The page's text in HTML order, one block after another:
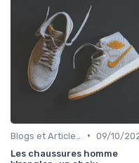
• 09/10/
Les chaussures homme